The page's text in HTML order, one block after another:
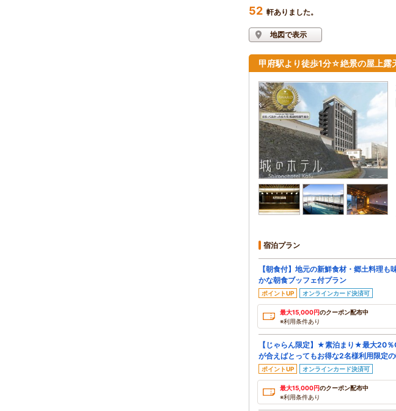
52 軒ありました。
地図で表示
甲府駅より徒歩1分☆絶景の屋上露
宿泊プラン
【朝食付】地元の新鮮食材・郷土料理も
かな朝食ブッフェ付プラン
ポイントUP オンラインカード決済可
最大15,000円のクーポン配布中
※利用条件あり
【じゃらん限定】★素泊まり★最大20％
が合えばとってもお得な2名様利用限定の
ポイントUP オンラインカード決済可
最大15,000円のクーポン配布中
※利用条件あり